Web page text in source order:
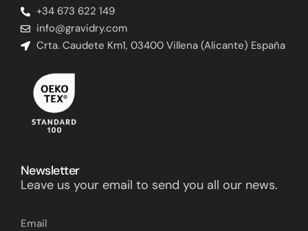
+34 673 622 149
info@gravidry.com
Crta. Caudete Km1, 03400 Villena (Alicante) España
Newsletter
Leave us your email to send you all our news.